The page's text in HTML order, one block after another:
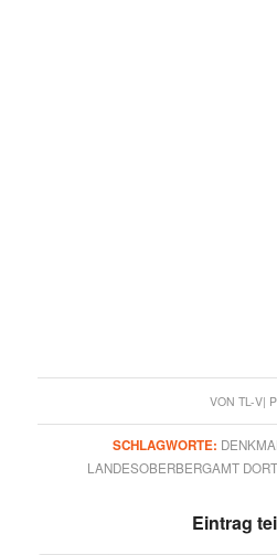
VON TL-V|
SCHLAGWORTE:
LANDESOBERBERGAMT
Eintrag